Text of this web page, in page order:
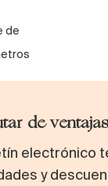
de
de
electrónico
y